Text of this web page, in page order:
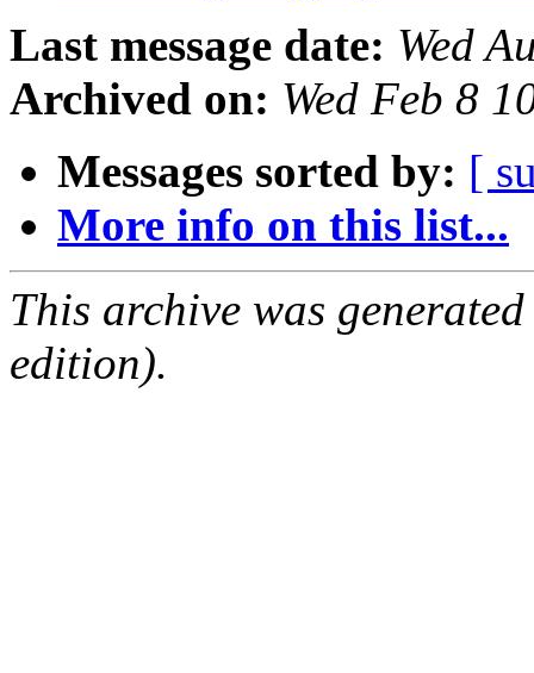
Last message date: Wed
Archived on: Wed Feb 8
Messages sorted by: [
More info on this list...
This archive was
edition).